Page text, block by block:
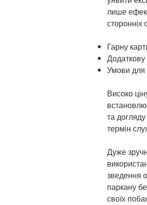
лише
сторонніх
Гарну
Додаткову
Умови для
Високо
та
термін
Дуже
зведення
паркану
своїх